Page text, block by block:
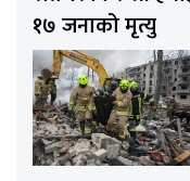
१७ जनाको मृत्यु